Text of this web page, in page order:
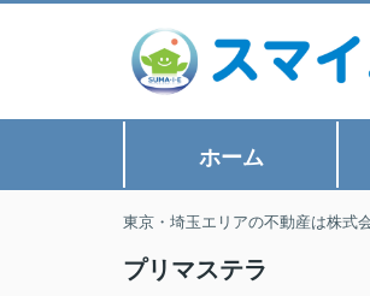
ホーム
東京・埼玉エリアの不動産は株式
プリマステラ